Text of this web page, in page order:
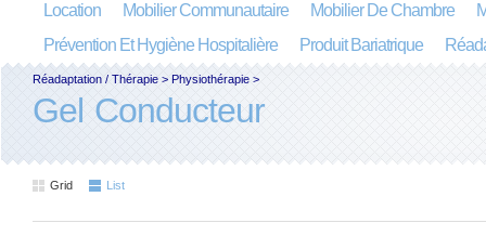
Location
Mobilier Communautaire Mobilier De Chambre
Prévention Et Hygiène Hospitalière
Produit Bariatrique
Réadaptation / Thérapie > Physiothérapie >
Gel Conducteur
Grid List